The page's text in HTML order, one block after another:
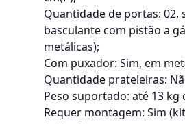
Quantidade de portas: 02,
basculante com pistão a
metálicas);
Com puxador: Sim, em
Quantidade prateleiras:
Peso suportado: até 13
Requer montagem: Sim